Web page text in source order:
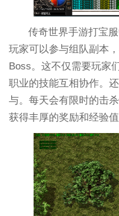
传奇世界手游打宝
玩家可以参与组队副本
Boss。这不仅需要玩家
职业的技能互相协作。
与。每天会有限时的击
获得丰厚的奖励和经验值